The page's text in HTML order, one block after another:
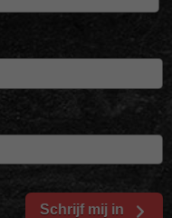
Schrijf mij in